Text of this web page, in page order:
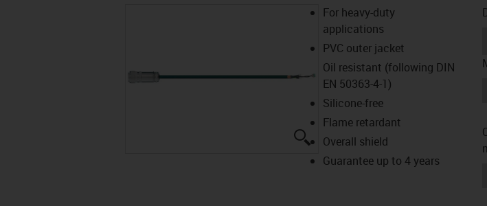
igus-icon-lupe
For heavy-duty
applications
PVC outer jacket
Oil resistant (following DIN
EN 50363-4-1)
Silicone-free
Flame retardant
Overall shield
Guarantee up to 4 years